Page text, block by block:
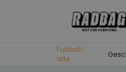
Fußball-
WM